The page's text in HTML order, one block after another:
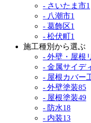
- さいたま市1
- 八潮市1
- 葛飾区1
- 松伏町1
施工種別から選ぶ
- 外壁・屋根
- 金属サイデ
- 屋根カバー
- 外壁塗装85
- 屋根塗装49
- 防水18
- 内装13